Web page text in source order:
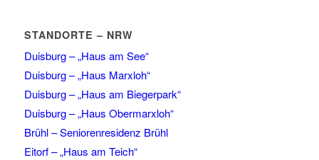
STANDORTE – NRW
Duisburg – „Haus am See“
Duisburg – „Haus Marxloh“
Duisburg – „Haus am Biegerpark“
Duisburg – „Haus Obermarxloh“
Brühl – Seniorenresidenz Brühl
Eitorf – „Haus am Teich“